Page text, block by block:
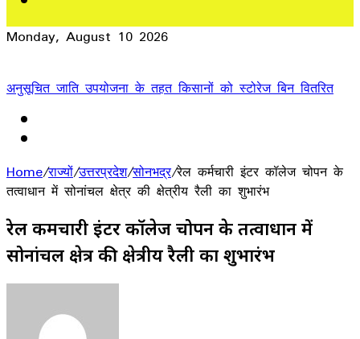
Monday, August 10 2026
अनुसूचित जाति उपयोजना के तहत किसानों को स्टोरेज बिन वितरित
Home/राज्यों/उत्तरप्रदेश/सोनभद्र/रेल कर्मचारी इंटर कॉलेज चोपन के
तत्वाधान में सोनांचल क्षेत्र की क्षेत्रीय रैली का शुभारंभ
रेल कर्मचारी इंटर कॉलेज चोपन के तत्वाधान में
सोनांचल क्षेत्र की क्षेत्रीय रैली का शुभारंभ